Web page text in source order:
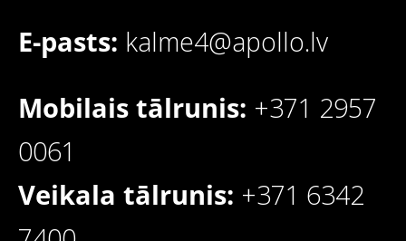
E-pasts: kalme4@apollo.lv
Mobilais tālrunis: +371 2957
0061
Veikala tālrunis: +371 6342